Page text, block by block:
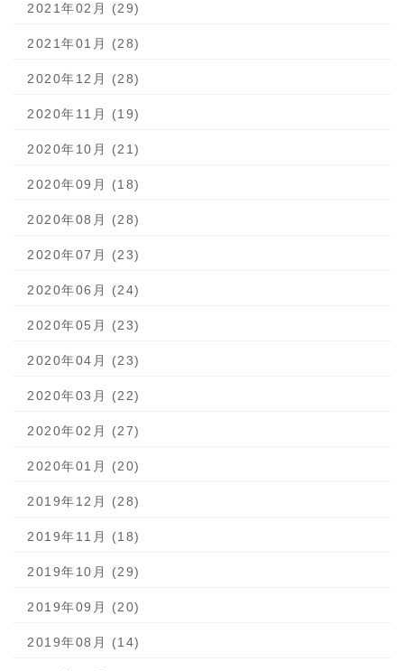
2021年02月 (29)
2021年01月 (28)
2020年12月 (28)
2020年11月 (19)
2020年10月 (21)
2020年09月 (18)
2020年08月 (28)
2020年07月 (23)
2020年06月 (24)
2020年05月 (23)
2020年04月 (23)
2020年03月 (22)
2020年02月 (27)
2020年01月 (20)
2019年12月 (28)
2019年11月 (18)
2019年10月 (29)
2019年09月 (20)
2019年08月 (14)